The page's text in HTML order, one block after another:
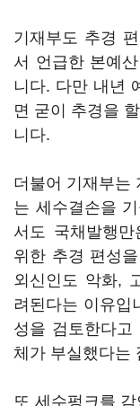
기재부도 추경
서 언급한 본예
니다. 다만 내년
면 굳이 추경을
니다.
더불어 기재부는
는 세수결손을
서도 국채발행
위한 추경 편성
외신인도 악화,
려된다는 이유입
성을 검토한다
체가 부실했다는
또 세수펑크를